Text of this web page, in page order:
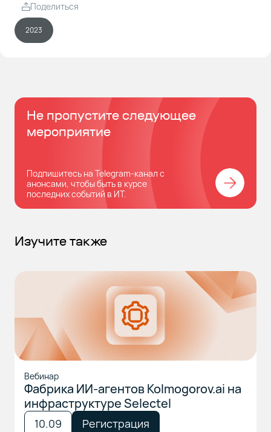
Поделиться
2023
Не пропустите следующее
мероприятие
Подпишитесь на Telegram-канал с
анонсами, чтобы быть в курсе
последних событий в ИТ.
Изучите также
Вебинар
Фабрика ИИ-агентов Kolmogorov.ai на
инфраструктуре Selectel
10.09 Регистрация